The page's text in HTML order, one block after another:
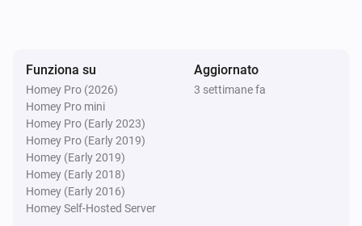
Funziona su
Homey Pro (2026)
Homey Pro mini
Homey Pro (Early 2023)
Homey Pro (Early 2019)
Homey (Early 2019)
Homey (Early 2018)
Homey (Early 2016)
Homey Self-Hosted Server
Aggiornato
3 settimane fa